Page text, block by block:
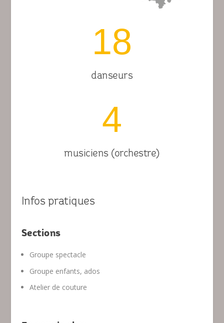
18
danseurs
4
musiciens (orchestre)
Infos pratiques
Sections
Groupe spectacle
Groupe enfants, ados
Atelier de couture